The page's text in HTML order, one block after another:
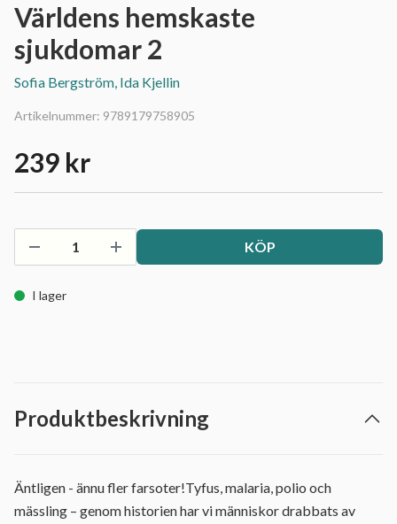
Världens hemskaste
sjukdomar 2
Sofia Bergström, Ida Kjellin
Artikelnummer: 9789179758905
239 kr
KÖP
I lager
Produktbeskrivning
Äntligen - ännu fler farsoter!Tyfus, malaria, polio och
mässling – genom historien har vi människor drabbats av